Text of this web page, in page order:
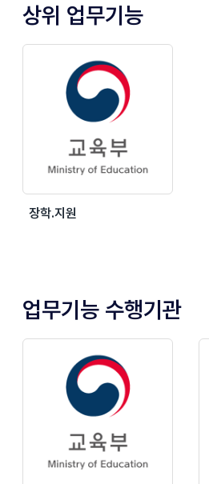
상위 업무기능
장학.지원
업무기능 수행기관